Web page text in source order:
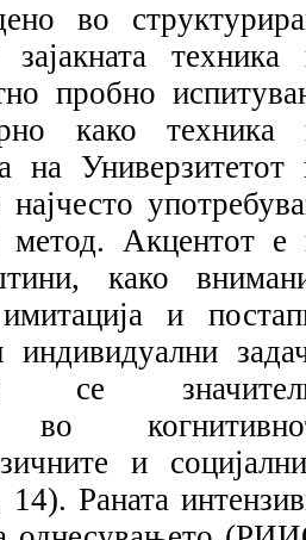
во
техника
пробно
како техника
на Универзитетот
Акцентот е
како
и
се
во
и
Раната